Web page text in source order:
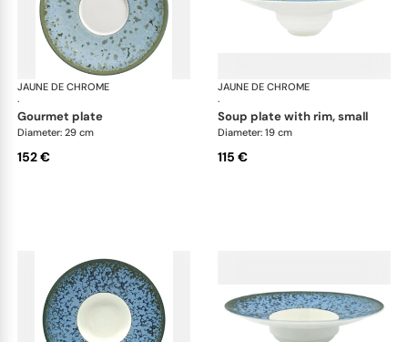
JAUNE DE CHROME
·
Nymphéa
gourmet plate
Diameter: 29 cm
152 €
JAUNE DE CHROME
·
soup plate with rim, small
Diameter: 19 cm
115 €